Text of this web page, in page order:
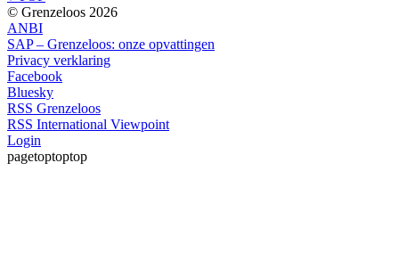
© Grenzeloos 2026
ANBI
SAP – Grenzeloos: onze opvattingen
Privacy verklaring
Facebook
Bluesky
RSS Grenzeloos
RSS International Viewpoint
Login
pagetoptoptop